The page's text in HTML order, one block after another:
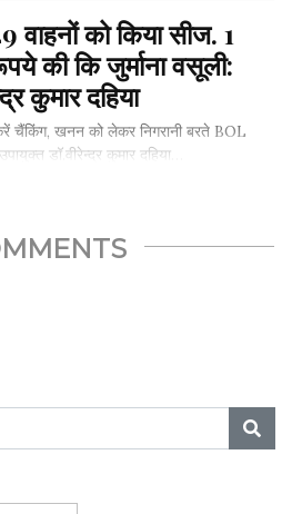
वाहनों को किया सीज. 1
की कि जुर्माना वसूली:
कुमार दहिया
चैंकिंग, खनन को लेकर निगरानी बरते BOL
डॉ.वीरेन्द्र कुमार दहिया…